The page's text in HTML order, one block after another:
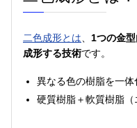
二色成形とは
1つの金
成形する技術です。
異なる色の樹脂を一体
硬質樹脂＋軟質樹脂